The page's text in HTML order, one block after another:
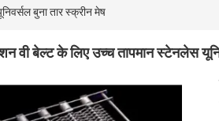
बुना तार स्क्रीन मेष
वी बेल्ट के लिए उच्च तापमान स्टेनलेस